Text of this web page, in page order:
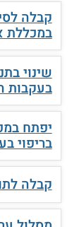
קבלה
במכללת
שינוי
בעקבות
יפתח
בריפוי
קבלה